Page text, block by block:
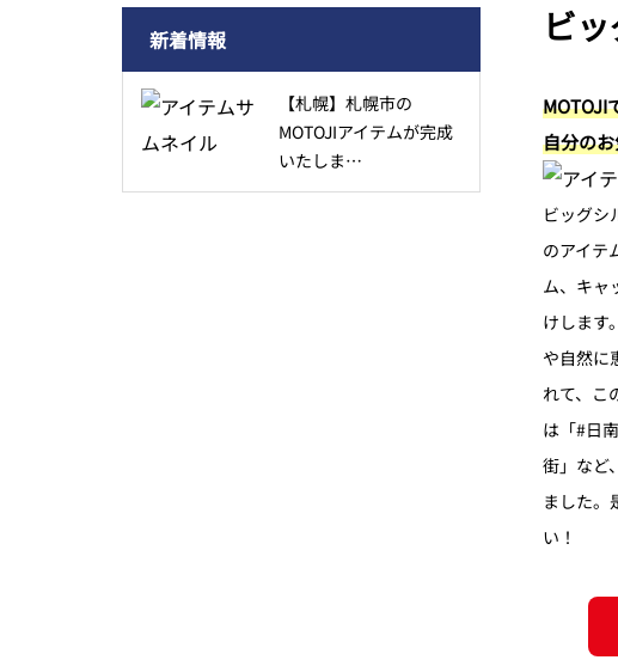
新着情報
【札幌】札幌市の
MOTOJIアイテムが完成
いたしま…
ビ
MOTOJI
自分の
ビッグシ
のアイテ
ム、キャ
けします
や自然に
れて、こ
は「#日
街」など
ました。
い！